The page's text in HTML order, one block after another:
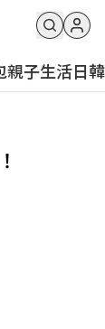
親子生活日韓